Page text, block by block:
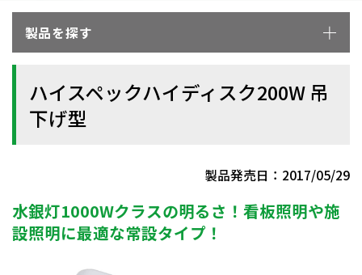
製品を探す
ハイスペックハイディスク200W 吊
下げ型
製品発売日：2017/05/29
水銀灯1000Wクラスの明るさ！看板照明や施
設照明に最適な常設タイプ！